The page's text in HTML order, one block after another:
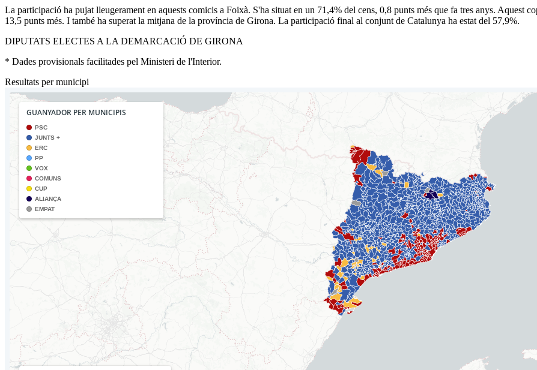
La participació ha pujat lleugerament en aquests comicis a Foixà. S'ha situat en un 71,4% del cens, 0,8 punts més que fa tres anys. Aquest
13,5 punts més. I també ha superat la mitjana de la província de Girona. La participació final al conjunt de Catalunya ha estat del 57,9%.
DIPUTATS ELECTES A LA DEMARCACIÓ DE GIRONA
* Dades provisionals facilitades pel Ministeri de l'Interior.
Resultats per municipi